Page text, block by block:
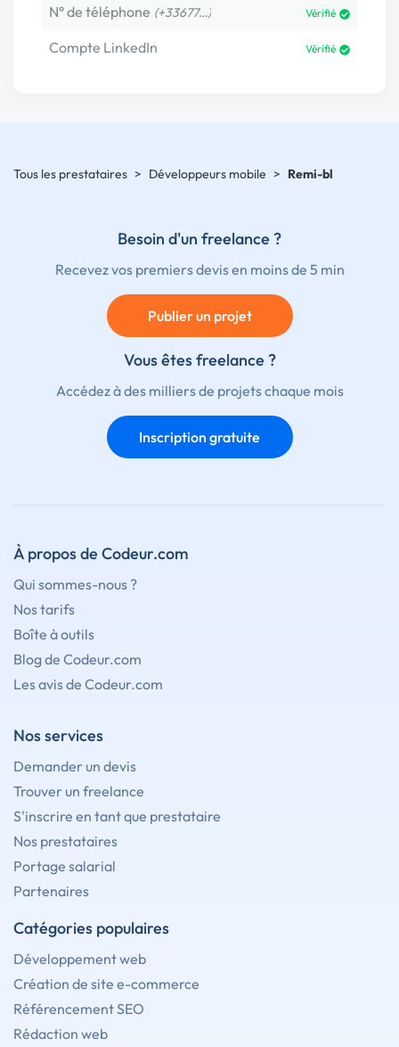
N° de téléphone (+33677…) Vérifié
Compte LinkedIn Vérifié
Tous les prestataires > Développeurs mobile > Remi-bl
Besoin d'un freelance ?
Recevez vos premiers devis en moins de 5 min
Publier un projet
Vous êtes freelance ?
Accédez à des milliers de projets chaque mois
Inscription gratuite
À propos de Codeur.com
Qui sommes-nous ?
Nos tarifs
Boîte à outils
Blog de Codeur.com
Les avis de Codeur.com
Nos services
Demander un devis
Trouver un freelance
S'inscrire en tant que prestataire
Nos prestataires
Portage salarial
Partenaires
Catégories populaires
Développement web
Création de site e-commerce
Référencement SEO
Rédaction web